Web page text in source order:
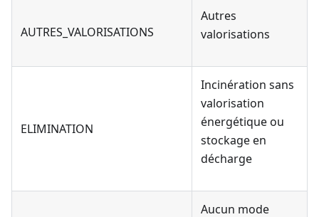
AUTRES_VALORISATIONS
Autres
valorisations
ELIMINATION
Incinération sans
valorisation
énergétique ou
stockage en
décharge
Aucun mode